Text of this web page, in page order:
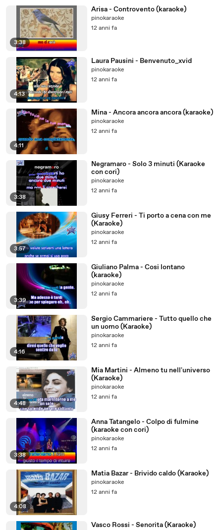
3:38
Arisa - Controvento (karaoke)
pinokaraoke
12 anni fa
4:13
Laura Pausini - Benvenuto_xvid
pinokaraoke
12 anni fa
4:11
Mina - Ancora ancora ancora (karaoke)
pinokaraoke
12 anni fa
3:38
Negramaro - Solo 3 minuti (Karaoke
con cori)
pinokaraoke
12 anni fa
3:57
Giusy Ferreri - Ti porto a cena con me
(Karaoke)
pinokaraoke
12 anni fa
3:39
Giuliano Palma - Cosi lontano
(karaoke)
pinokaraoke
12 anni fa
4:16
Sergio Cammariere - Tutto quello che
un uomo (Karaoke)
pinokaraoke
12 anni fa
4:48
Mia Martini - Almeno tu nell'universo
(Karaoke)
pinokaraoke
12 anni fa
3:38
Anna Tatangelo - Colpo di fulmine
(karaoke con cori)
pinokaraoke
12 anni fa
4:08
Matia Bazar - Brivido caldo (Karaoke)
pinokaraoke
12 anni fa
Vasco Rossi - Senorita (Karaoke)